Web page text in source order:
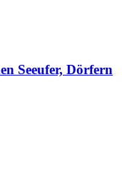
Seeufer, Dörfern